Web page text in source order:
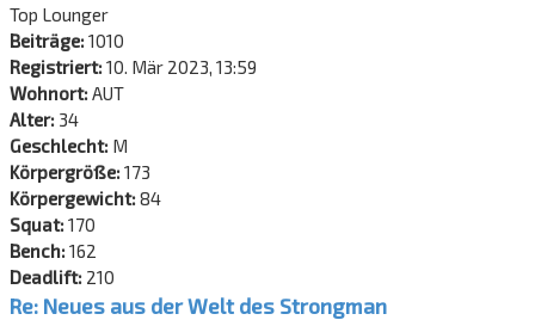
Top Lounger
Beiträge:1010
Registriert:10. Mär 2023, 13:59
Wohnort:AUT
Alter: 34
Geschlecht: M
Körpergröße:173
Körpergewicht:84
Squat:170
Bench:162
Deadlift: 210
Re: Neues aus der Welt des Strongman